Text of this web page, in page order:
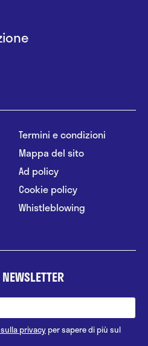
Termini e condizioni
Mappa del sito
Ad policy
Cookie policy
Whistleblowing
privacy per sapere di più sul